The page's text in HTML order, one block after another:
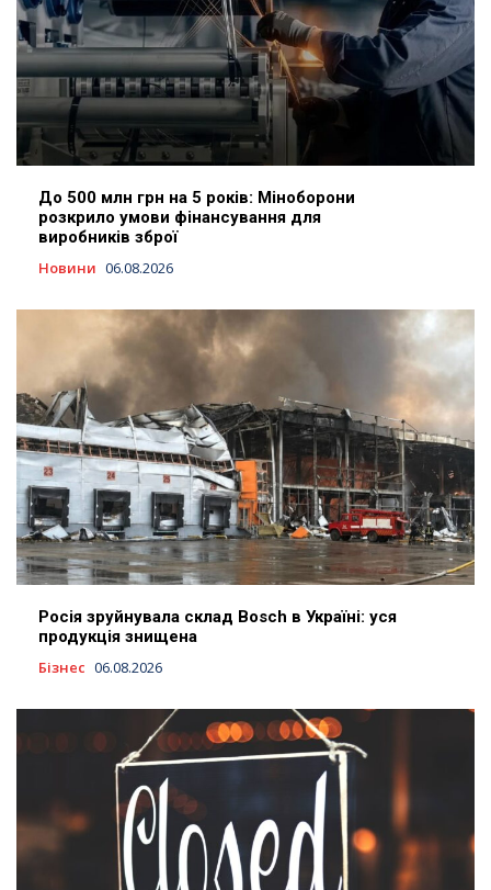
До 500 млн грн на 5 років: Міноборони
розкрило умови фінансування для
виробників зброї
Новини 06.08.2026
Росія зруйнувала склад Bosch в Україні: уся
продукція знищена
Бізнес 06.08.2026